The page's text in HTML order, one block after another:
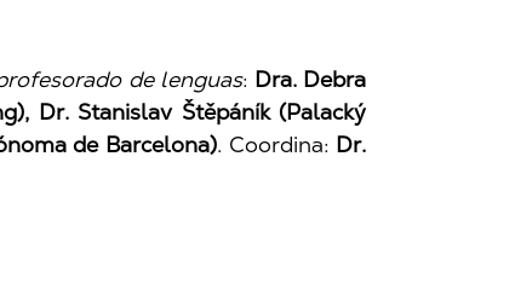
de lenguas: Dra. Debra
Dr. Stanislav Štěpáník (Palacký
de Barcelona). Coordina: Dr.